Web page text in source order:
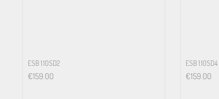
ESB 1.10SD2
€159.00
ESB 1.10SD4
€159.00